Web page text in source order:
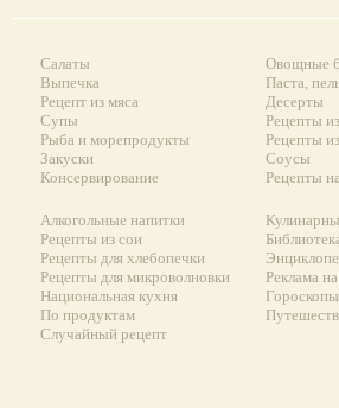
Салаты
Выпечка
Рецепт из мяса
Супы
Рыба и морепродукты
Закуски
Консервирование
Овощные
Паста,
Десерты
Рецепты
Рецепты
Соусы
Рецепты
Алкогольные напитки
Рецепты из сои
Рецепты для хлебопечки
Рецепты для микроволновки
Национальная кухня
По продуктам
Случайный рецепт
Реклама